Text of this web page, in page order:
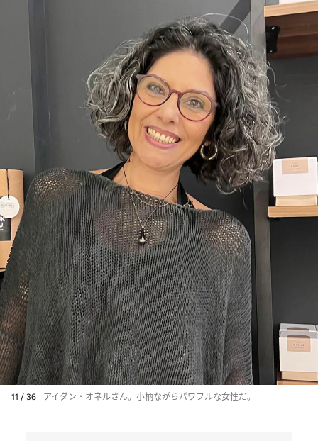
11 / 36 アイダン・オネルさん。小柄ながらパワフルな女性だ。